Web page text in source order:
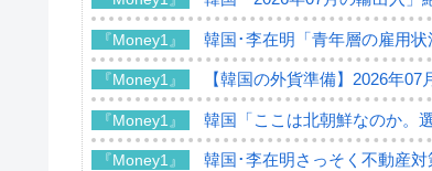
『Money1』 韓国･李在明「青年層の雇用
『Money1』 【韓国の外貨準備】2026年07
『Money1』 韓国「ここは北朝鮮なのか。
『Money1』 韓国･李在明さっそく不動産対